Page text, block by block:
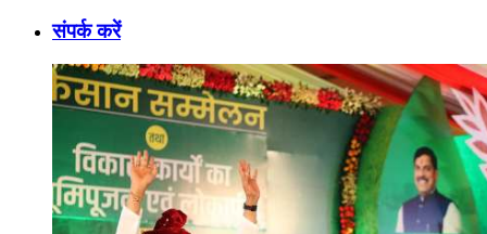
संपर्क करें